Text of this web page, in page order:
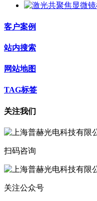
客户案例
站内搜索
网站地图
TAG标签
关注我们
扫码咨询
关注公众号